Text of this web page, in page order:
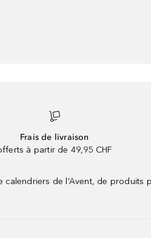
Frais de livraison
à partir de 49,95 CHF
de l’Avent, de